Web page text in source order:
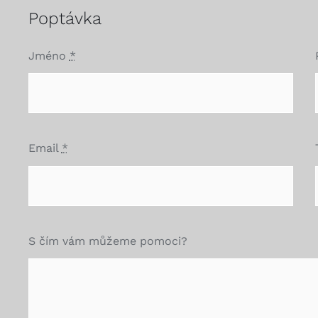
Poptávka
Jméno *
Email *
S čím vám můžeme pomoci?